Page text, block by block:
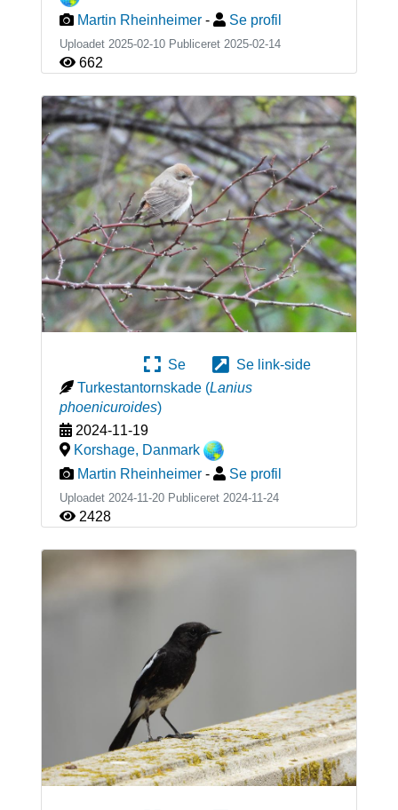
Martin Rheinheimer - Se profil
Uploadet 2025-02-10 Publiceret 2025-02-14
662
Se
Se link-side
Turkestantornskade (Lanius
phoenicuroides)
2024-11-19
Korshage, Danmark
Martin Rheinheimer - Se profil
Uploadet 2024-11-20 Publiceret 2024-11-24
2428